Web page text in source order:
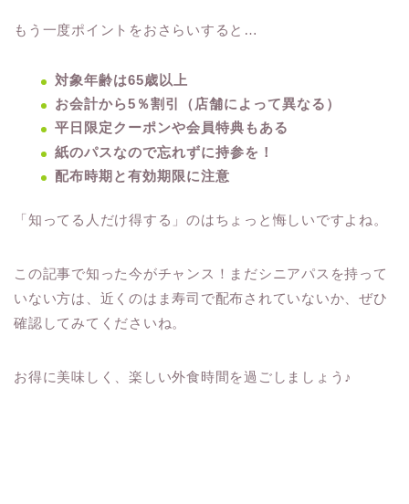
もう一度ポイントをおさらいすると…
対象年齢は65歳以上
お会計から5％割引（店舗によって異なる）
平日限定クーポンや会員特典もある
紙のパスなので忘れずに持参を！
配布時期と有効期限に注意
「知ってる人だけ得する」のはちょっと悔しいですよね。
この記事で知った今がチャンス！まだシニアパスを持って
いない方は、近くのはま寿司で配布されていないか、ぜひ
確認してみてくださいね。
お得に美味しく、楽しい外食時間を過ごしましょう♪